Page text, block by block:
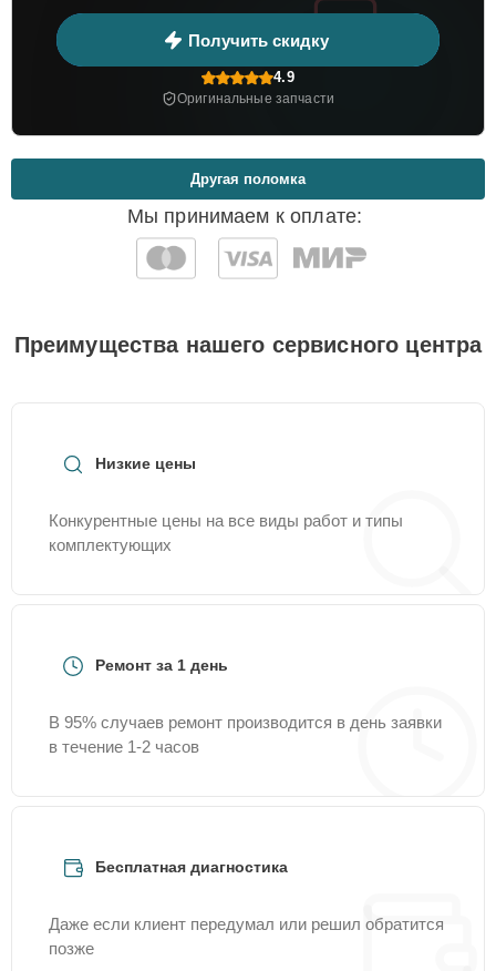
Получить скидку
4.9
Оригинальные запчасти
Мы принимаем к оплате:
Другая поломка
Преимущества нашего сервисного центра
Низкие цены
Конкурентные цены на все виды работ и типы
комплектующих
Ремонт за 1 день
В 95% случаев ремонт производится в день заявки
в течение 1-2 часов
Бесплатная диагностика
Даже если клиент передумал или решил обратится
позже